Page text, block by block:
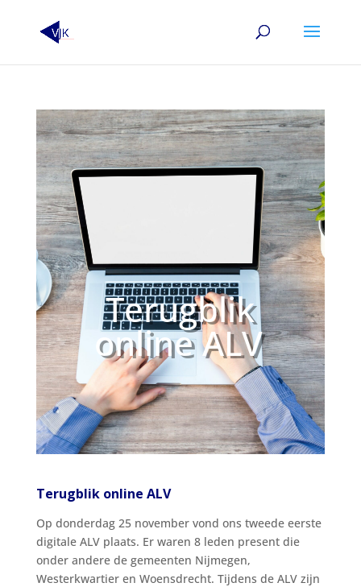
Terugblik
online ALV
Terugblik online ALV
Op donderdag 25 november vond ons tweede eerste
digitale ALV plaats. Er waren 8 leden present die
onder andere de gemeenten Nijmegen,
Westerkwartier en Woensdrecht. Tijdens de ALV zijn